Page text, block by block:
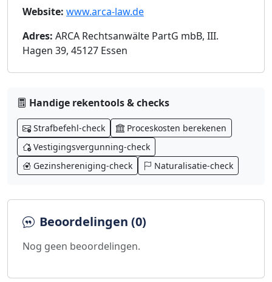
Website: www.arca-law.de
Adres: ARCA Rechtsanwälte PartG mbB, III.
Hagen 39, 45127 Essen
Handige rekentools & checks
Strafbefehl-check
Proceskosten berekenen
Vestigingsvergunning-check
Gezinshereniging-check
Naturalisatie-check
Beoordelingen (0)
Nog geen beoordelingen.